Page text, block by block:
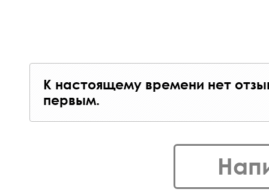
К настоящему времени нет
первым.